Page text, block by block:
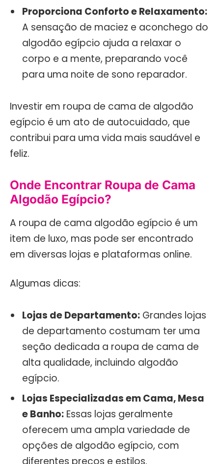
Proporciona Conforto e Relaxamento:
A sensação de maciez e aconchego do
algodão egípcio ajuda a relaxar o
corpo e a mente, preparando você
para uma noite de sono reparador.
Investir em roupa de cama de algodão
egípcio é um ato de autocuidado, que
contribui para uma vida mais saudável e
feliz.
Onde Encontrar Roupa de Cama
Algodão Egípcio?
A roupa de cama algodão egípcio é um
item de luxo, mas pode ser encontrado
em diversas lojas e plataformas online.
Algumas dicas:
Lojas de Departamento: Grandes lojas
de departamento costumam ter uma
seção dedicada a roupa de cama de
alta qualidade, incluindo algodão
egípcio.
Lojas Especializadas em Cama, Mesa
e Banho: Essas lojas geralmente
oferecem uma ampla variedade de
opções de algodão egípcio, com
diferentes preços e estilos.